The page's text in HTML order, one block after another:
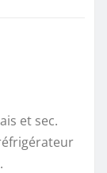
et sec.